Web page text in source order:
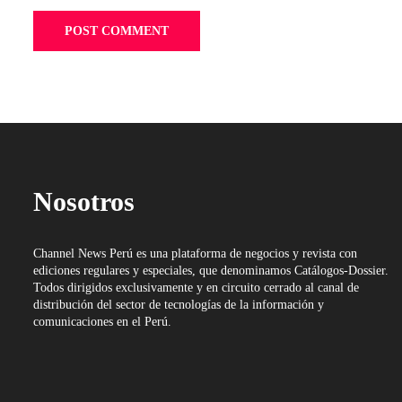
Nosotros
Channel News Perú es una plataforma de negocios y revista con
ediciones regulares y especiales, que denominamos Catálogos-Dossier.
Todos dirigidos exclusivamente y en circuito cerrado al canal de
distribución del sector de tecnologías de la información y
comunicaciones en el Perú.